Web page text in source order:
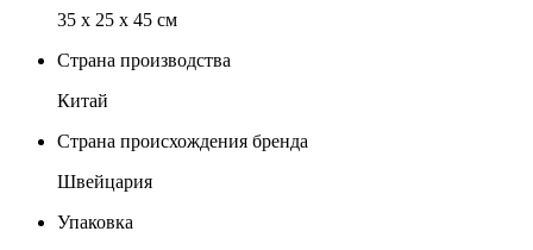
35 х 25 x 45 см
Страна производства
Китай
Страна происхождения бренда
Швейцария
Упаковка